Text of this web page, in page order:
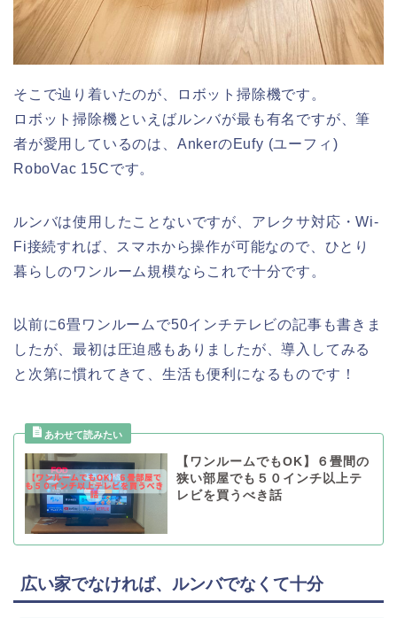
そこで辿り着いたのが、ロボット掃除機です。
ロボット掃除機といえばルンバが最も有名ですが、筆
者が愛用しているのは、AnkerのEufy (ユーフィ)
RoboVac 15Cです。
ルンバは使用したことないですが、アレクサ対応・Wi-
Fi接続すれば、スマホから操作が可能なので、ひとり
暮らしのワンルーム規模ならこれで十分です。
以前に6畳ワンルームで50インチテレビの記事も書きま
したが、最初は圧迫感もありましたが、導入してみる
と次第に慣れてきて、生活も便利になるものです！
【ワンルームでもOK】６畳間の
狭い部屋でも５０インチ以上テ
レビを買うべき話
広い家でなければ、ルンバでなくて十分